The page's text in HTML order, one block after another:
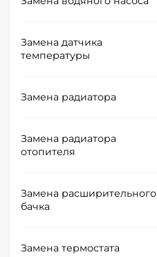
Замена датчика
температуры
Замена радиатора
Замена радиатора
отопителя
Замена расширительного
бачка
Замена термостата